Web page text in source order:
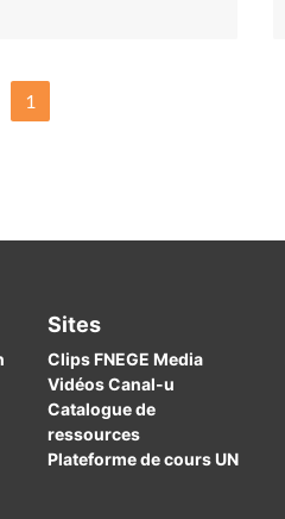
1
Sites
Clips FNEGE Media
Vidéos Canal-u
Catalogue de
ressources
Plateforme de cours UN